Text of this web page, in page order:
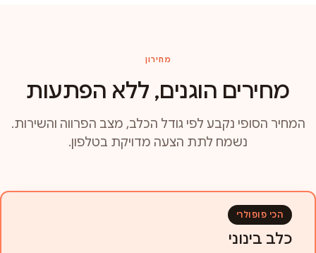
מחירון
מחירים הוגנים, ללא הפתעות
המחיר הסופי נקבע לפי גודל הכלב, מצב הפרווה והשירות.
נשמח לתת הצעה מדויקת בטלפון.
הכי פופולרי
כלב בינוני